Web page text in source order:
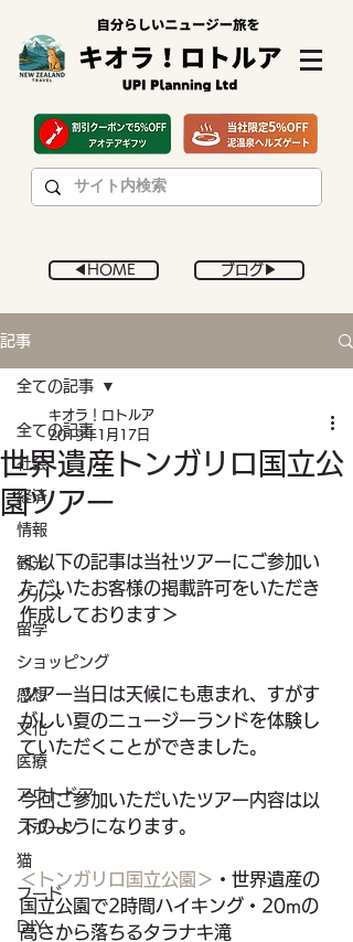
◀︎HOME ブログ▶︎
記事
全ての記事
社会
経済
情報
観光
グルメ
留学
ショッピング
感想
文化
医療
アウトドア
スポーツ
猫
フード
DIY
全ての記事
世界遺産トンガリロ国立公
園ツアー
キオラ！ロトルア
2019年1月17日
＜以下の記事は当社ツアーにご参加い
ただいたお客様の掲載許可をいただき
作成しております＞
ツアー当日は天候にも恵まれ、すがす
がしい夏のニュージーランドを体験し
ていただくことができました。
今回ご参加いただいたツアー内容は以
下のようになります。
＜トンガリロ国立公園＞ ・世界遺産の
国立公園で2時間ハイキング・20mの
高さから落ちるタラナキ滝